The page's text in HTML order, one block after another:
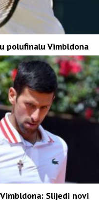
polufinalu Vimbldona
Slijedi novi